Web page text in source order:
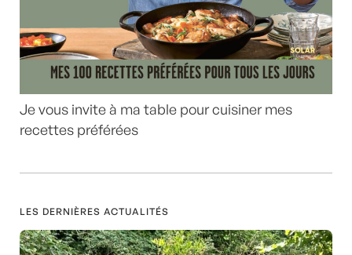
Je vous invite à ma table pour cuisiner mes
recettes préférées
LES DERNIÈRES ACTUALITÉS